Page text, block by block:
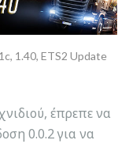
, 1.40, ETS2 Update
έπρεπε να
0.0.2 για να